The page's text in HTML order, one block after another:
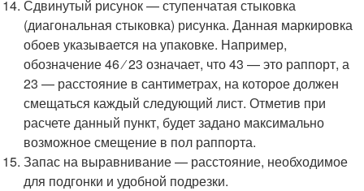
Сдвинутый рисунок — ступенчатая стыковка
(диагональная стыковка) рисунка. Данная маркировка
обоев указывается на упаковке. Например,
обозначение 46 ⁄ 23 означает, что 43 — это раппорт, а
23 — расстояние в сантиметрах, на которое должен
смещаться каждый следующий лист. Отметив при
расчете данный пункт, будет задано максимально
возможное смещение в пол раппорта.
Запас на выравнивание — расстояние, необходимое
для подгонки и удобной подрезки.